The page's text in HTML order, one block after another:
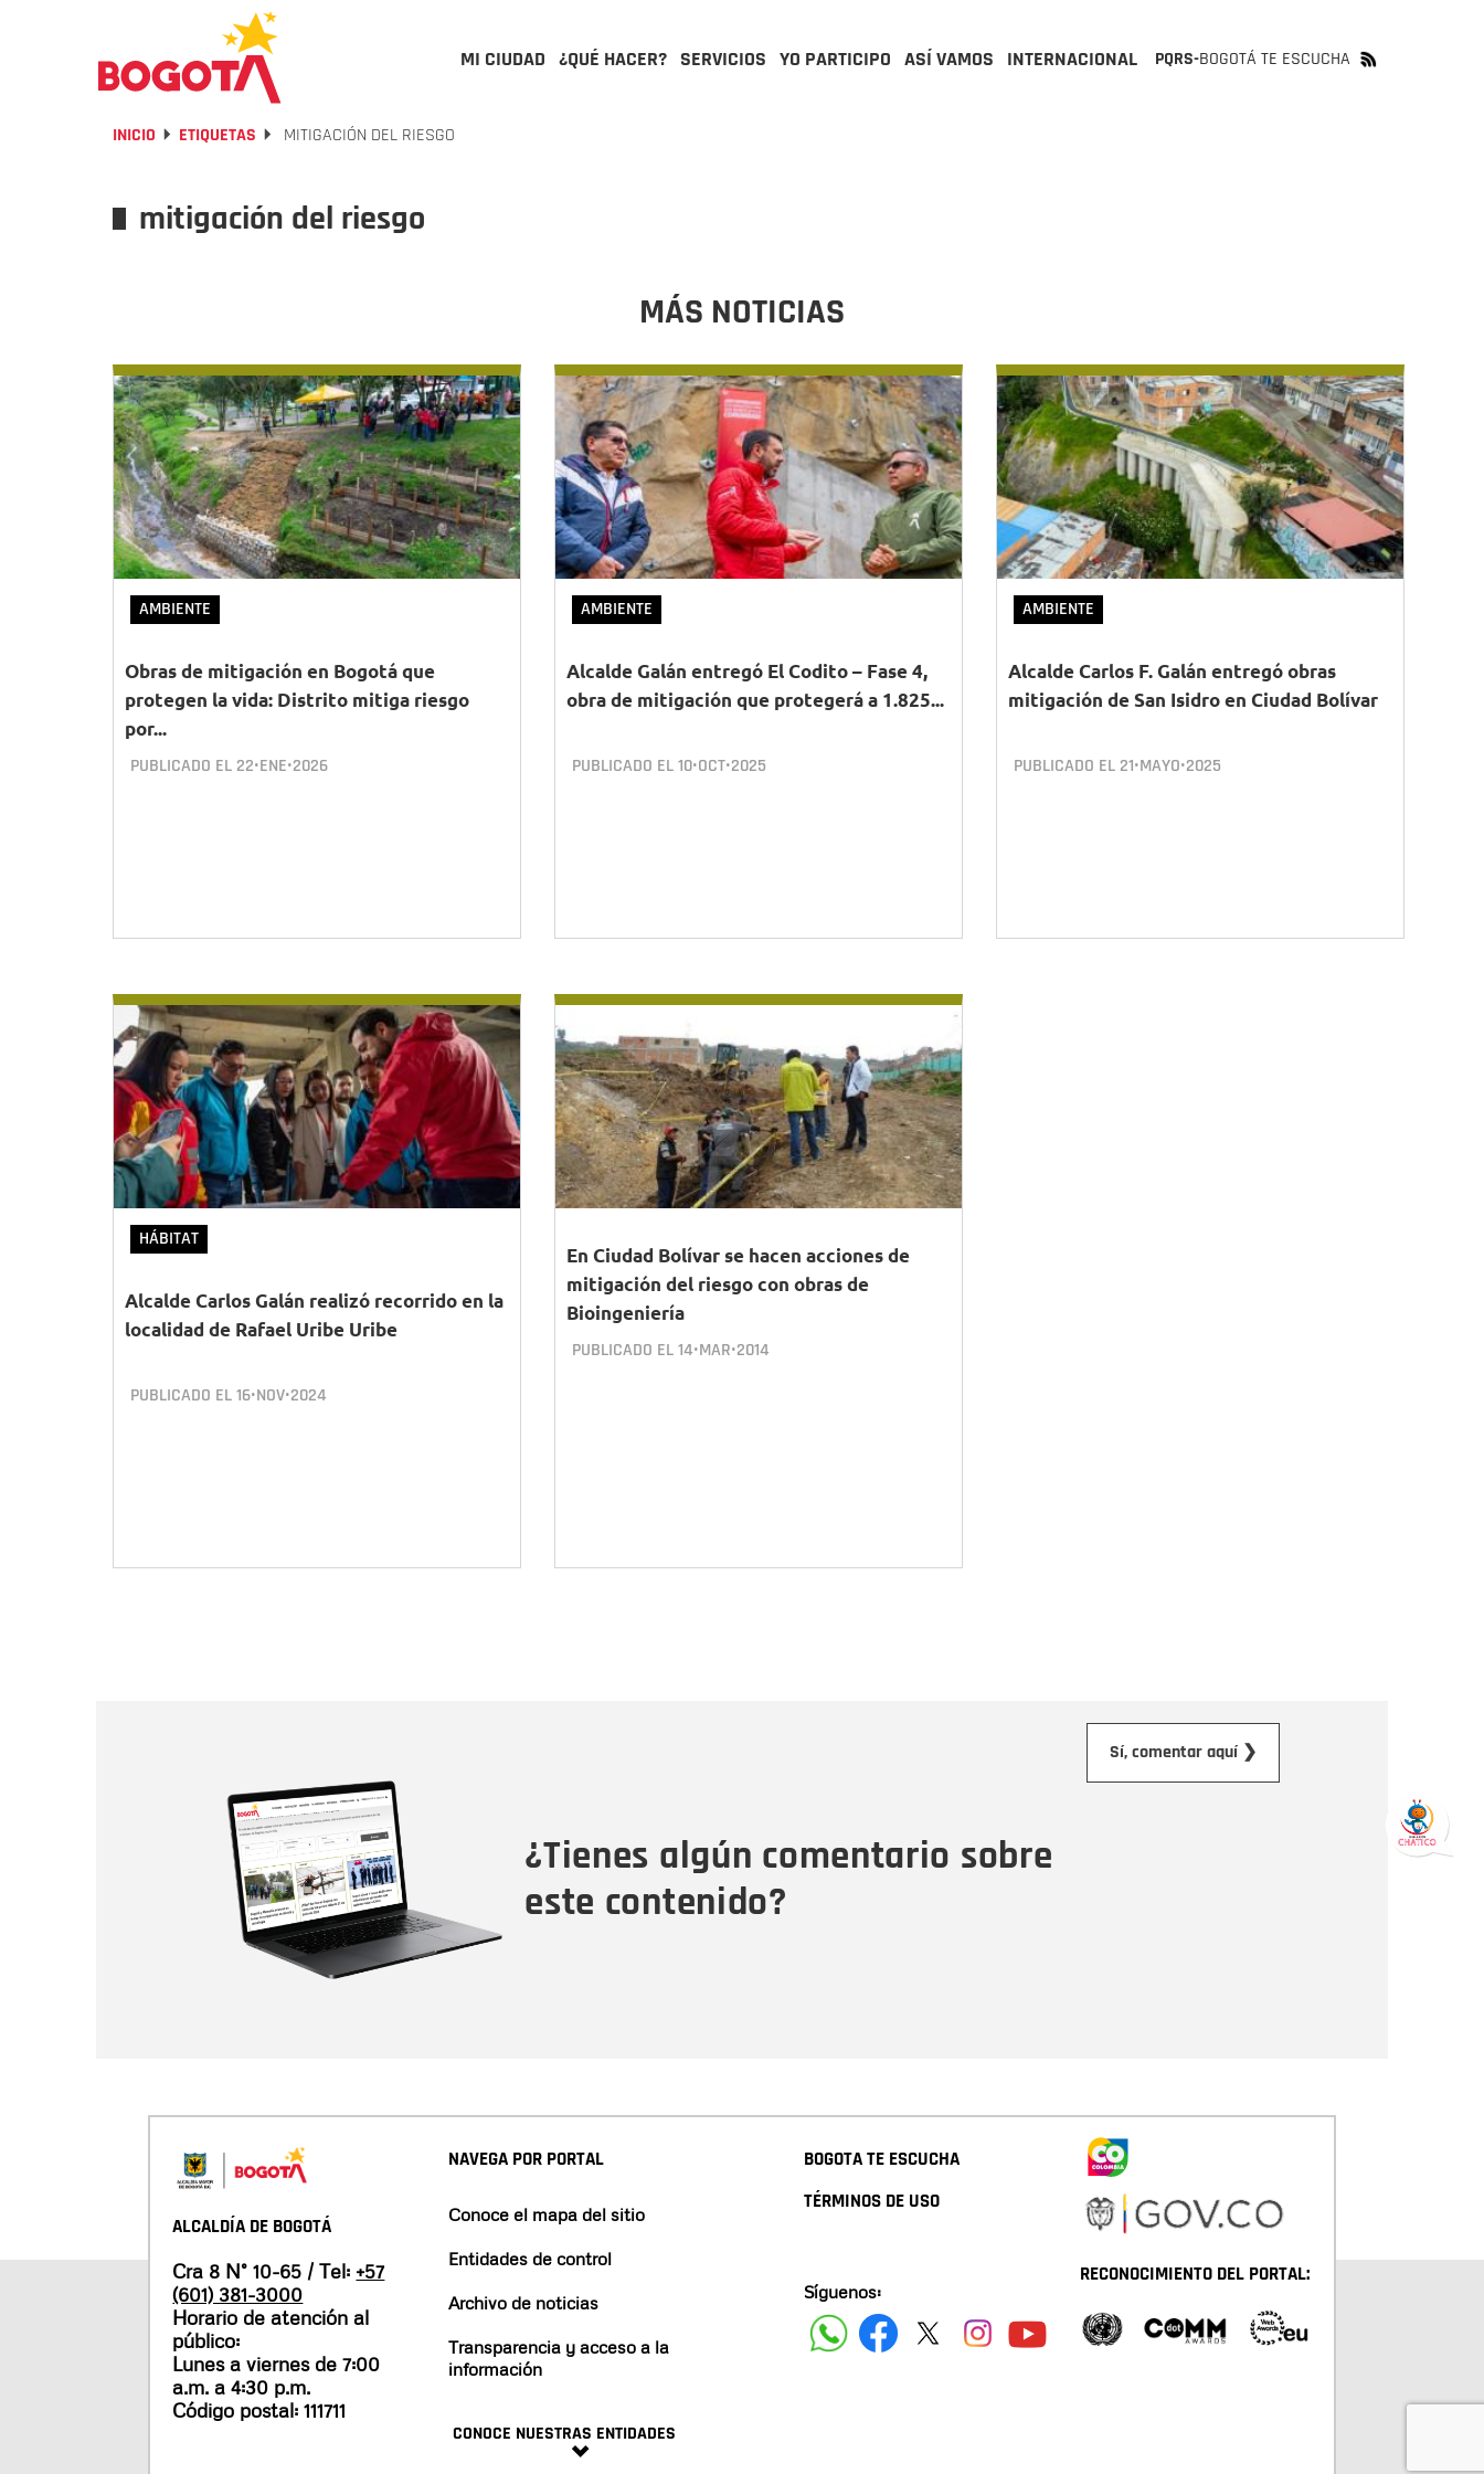
MI CIUDAD ¿QUÉ HACER? SERVICIOS YO PARTICIPO ASÍ VAMOS INTERNACIONAL PQRS-BOGOTÁ TE ESCUCHA
INICIO ETIQUETAS MITIGACIÓN DEL RIESGO
mitigación del riesgo
MÁS NOTICIAS
AMBIENTE
Obras de mitigación en Bogotá que
protegen la vida: Distrito mitiga riesgo
por...
PUBLICADO EL 22•ENE•2026
AMBIENTE
Alcalde Galán entregó El Codito – Fase 4,
obra de mitigación que protegerá a 1.825...
PUBLICADO EL10•OCT•2025
AMBIENTE
Alcalde Carlos F. Galán entregó obras
mitigación de San Isidro en Ciudad Bolívar
PUBLICADO EL 21•MAYO•2025
HÁBITAT
Alcalde Carlos Galán realizó recorrido en la
localidad de Rafael Uribe Uribe
PUBLICADO EL16•NOV•2024
En Ciudad Bolívar se hacen acciones de
mitigación del riesgo con obras de
Bioingeniería
PUBLICADO EL14•MAR•2014
¿Tienes algún comentario sobre
este contenido?
Sí, comentar aquí ❯
ALCALDÍA DE BOGOTÁ
Cra 8 N° 10-65 / Tel: +57
(601) 381-3000
Horario de atención al
público:
Lunes a viernes de 7:00
a.m. a 4:30 p.m.
Código postal: 111711
NAVEGA POR PORTAL
Conoce el mapa del sitio
Entidades de control
Archivo de noticias
Transparencia y acceso a la
información
CONOCE NUESTRAS ENTIDADES
BOGOTA TE ESCUCHA
TÉRMINOS DE USO
Síguenos:
RECONOCIMIENTO DEL PORTAL: